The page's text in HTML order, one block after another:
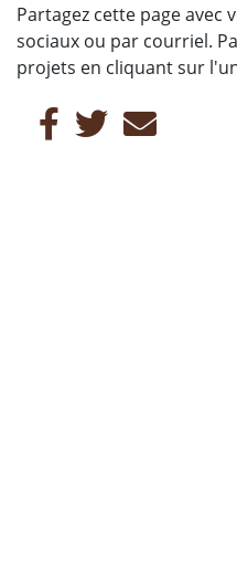
Partagez cette page avec
sociaux ou par courriel.
projets en cliquant sur